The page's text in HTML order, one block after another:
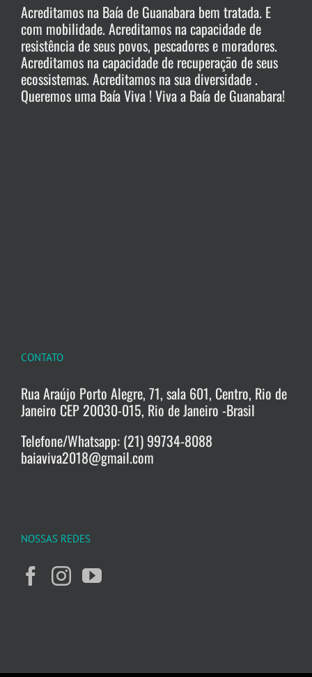
Acreditamos na Baía de Guanabara bem tratada. E
com mobilidade. Acreditamos na capacidade de
resistência de seus povos, pescadores e moradores.
Acreditamos na capacidade de recuperação de seus
ecossistemas. Acreditamos na sua diversidade .
Queremos uma Baía Viva ! Viva a Baía de Guanabara!
CONTATO
Rua Araújo Porto Alegre, 71, sala 601, Centro, Rio de
Janeiro CEP 20030-015, Rio de Janeiro -Brasil
Telefone/Whatsapp: (21) 99734-8088
baiaviva2018@gmail.com
NOSSAS REDES